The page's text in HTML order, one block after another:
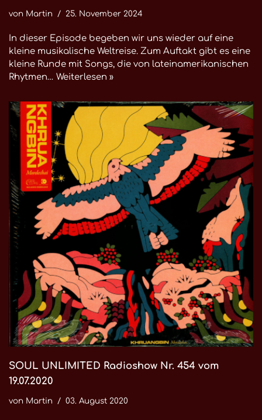
von Martin 25. November 2024
In dieser Episode begeben wir uns wieder auf eine
kleine musikalische Weltreise. Zum Auftakt gibt es eine
kleine Runde mit Songs, die von lateinamerikanischen
Rhytmen… Weiterlesen »
SOUL UNLIMITED Radioshow Nr. 454 vom
19.07.2020
von Martin 03. August 2020